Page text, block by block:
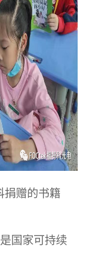
捐赠的书籍
国家可持续